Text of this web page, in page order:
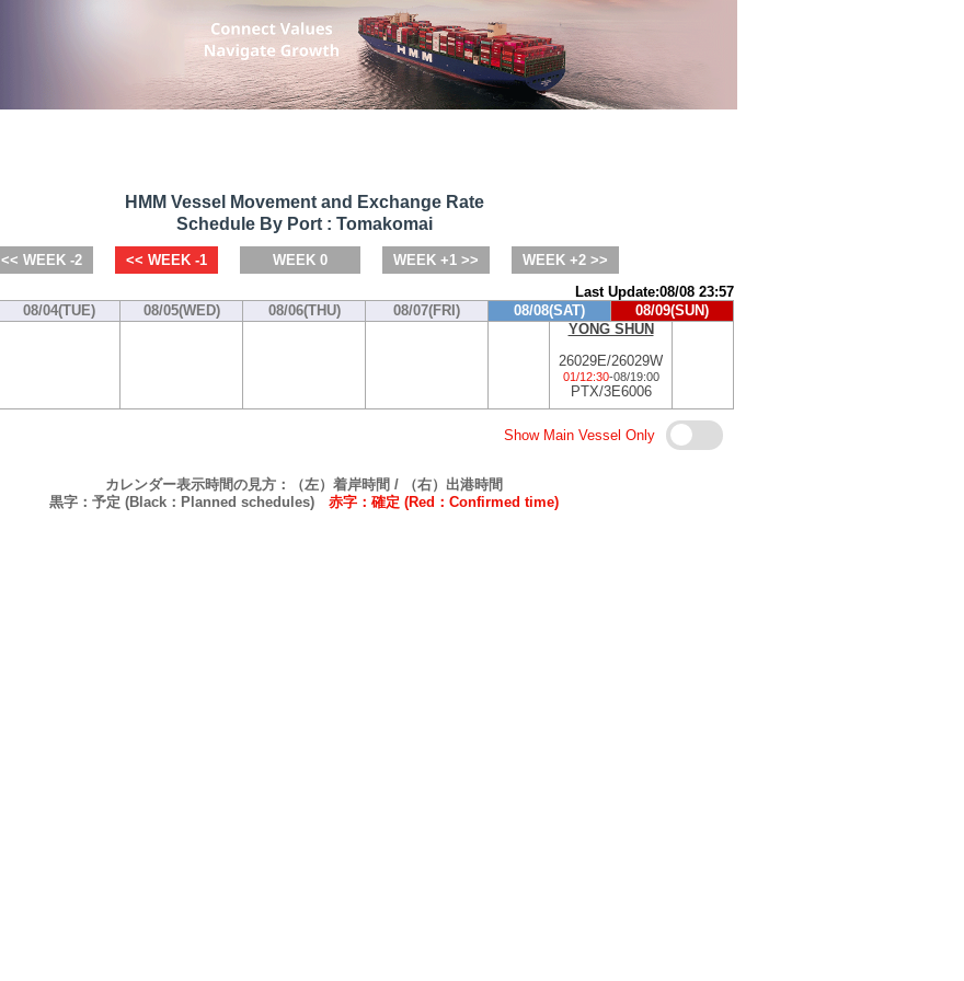
HMM Vessel Movement and Exchange Rate
Schedule By Port : Tomakomai
<< WEEK -2 << WEEK -1 WEEK 0 WEEK +1 >>
WEEK +2 >>
Last Update:08/08 23:57
08/04(TUE) 08/05(WED) 08/06(THU) 08/07(FRI) 08/08(SAT)
08/09(SUN)
YONG SHUN
26029E/26029W
01/12:30-08/19:00
PTX/3E6006
Show Main Vessel Only
カレンダー表示時間の見方：（左）着岸時間 / （右）出港時間
黒字：予定 (Black：Planned schedules) 赤字：確定 (Red：Confirmed time)